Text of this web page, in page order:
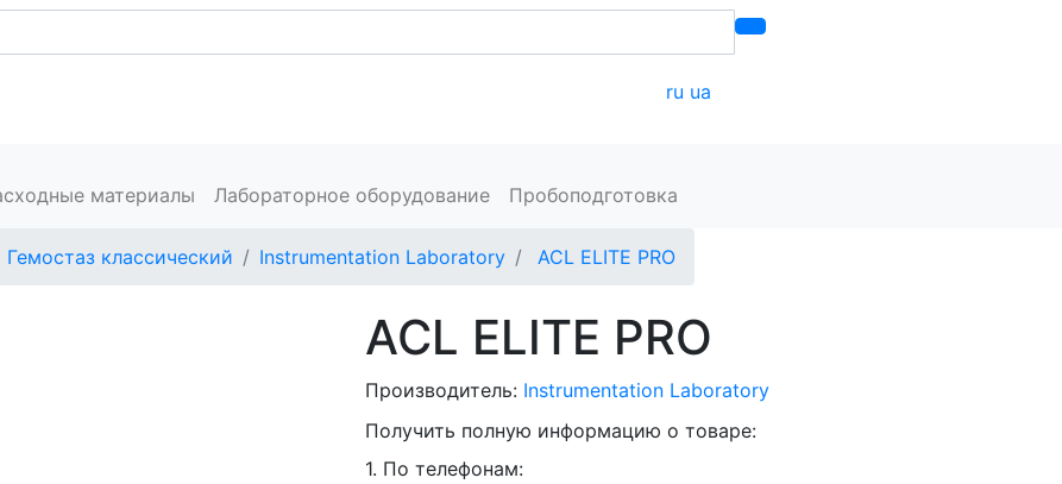
ru ua
материалы Лабораторное оборудование Пробоподготовка
Гемостаз классический Instrumentation Laboratory ACL ELITE PRO
ACL ELITE PRO
Производитель: Instrumentation Laboratory
Получить полную информацию о товаре:
1. По телефонам: